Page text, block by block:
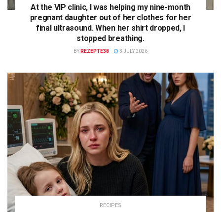
At the VIP clinic, I was helping my nine-month
pregnant daughter out of her clothes for her
final ultrasound. When her shirt dropped, I
stopped breathing.
BY REZEPTE38 3 JULY 2026
RECIPES